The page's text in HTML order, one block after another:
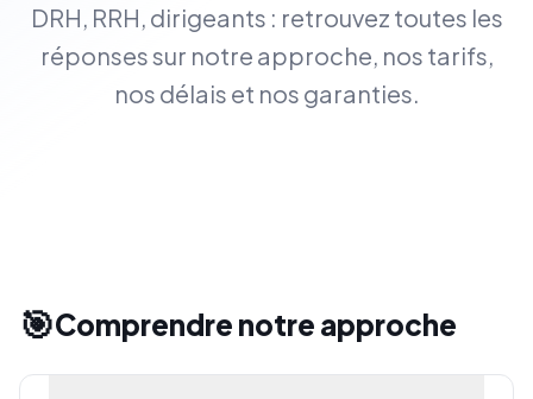
DRH, RRH, dirigeants : retrouvez toutes les
réponses sur notre approche, nos tarifs,
nos délais et nos garanties.
🎯Comprendre notre approche